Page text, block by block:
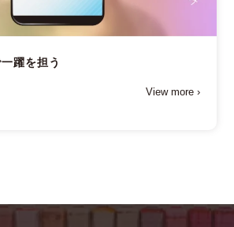
躍を担う
View more ›